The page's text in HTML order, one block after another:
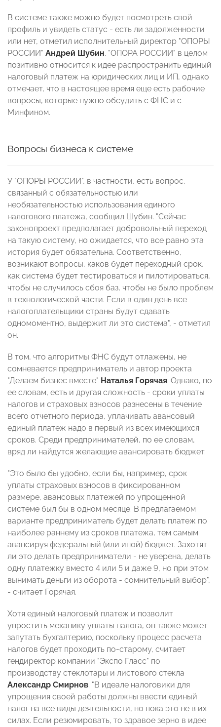
В системе также можно будет посмотреть свой
профиль и увидеть статус - есть ли задолженности
или нет, отметил исполнительный директор "ОПОРЫ
РОССИИ" Андрей Шубин. "ОПОРА РОССИИ" в целом
позитивно относится к идее распространить единый
налоговый платеж на юридических лиц и ИП, однако
отмечает, что в настоящее время еще есть рабочие
вопросы, которые нужно обсудить с ФНС и с
Минфином.
Вопросы бизнеса к системе
У "ОПОРЫ РОССИИ", в частности, есть вопрос,
связанный с обязательностью или
необязательностью использования единого
налогового платежа, сообщил Шубин. "Сейчас
законопроект предполагает добровольный переход
на такую систему, но ожидается, что все равно эта
история будет обязательна. Соответственно,
возникают вопросы, каков будет переходный срок,
как система будет тестироваться и пилотироваться,
чтобы не случилось сбоя баз, чтобы не было проблем
в технологической части. Если в один день все
налогоплательщики страны будут сдавать
одномоментно, выдержит ли это система", - отметил
он.
В том, что алгоритмы ФНС будут отлажены, не
сомневается предприниматель и автор проекта
"Делаем бизнес вместе" Наталья Горячая. Однако, по
ее словам, есть и другая сложность - сроки уплаты
налогов и страховых взносов разнесены в течение
всего отчетного периода, уплачивать авансовый
единый платеж надо в первый из всех имеющихся
сроков. Среди предпринимателей, по ее словам,
вряд ли найдутся желающие авансировать бюджет.
"Это было бы удобно, если бы, например, срок
уплаты страховых взносов в фиксированном
размере, авансовых платежей по упрощенной
системе был бы в одном месяце. В предлагаемом
варианте предприниматель будет делать платеж по
наиболее раннему из сроков платежа, тем самым
авансируя федеральный (или иной) бюджет. Захотят
ли это делать предприниматели - не уверена, делать
одну платежку вместо 4 или 5 и даже 9, но при этом
вынимать деньги из оборота - сомнительный выбор",
- считает Горячая.
Хотя единый налоговый платеж и позволит
упростить механику уплаты налога, он также может
запутать бухгалтерию, поскольку процесс расчета
налогов будет проходить по-старому, считает
гендиректор компании "Экспо Гласс" по
производству стеклотары и листового стекла
Александр Смирнов. "В идеале налоговики для
упрощения своей работы должны ввести единый
налог на все виды деятельности, но пока это не в их
силах. Если резюмировать, то здравое зерно в идее